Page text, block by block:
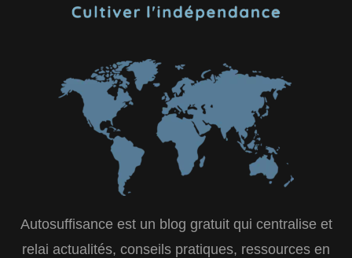
Autosuffisance est un blog gratuit qui centralise et
relai actualités, conseils pratiques, ressources en